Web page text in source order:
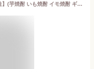
前田利右衛門25度1800ml 【指宿酒造】(芋焼酎 いも焼酎 イモ焼酎 ギフト 芋 内祝い 誕生日 贈答 お酒 還暦祝い 手土産 焼酎 プレゼント 還暦 お祝い 内祝 酒 退職祝い 焼酎のひご屋)